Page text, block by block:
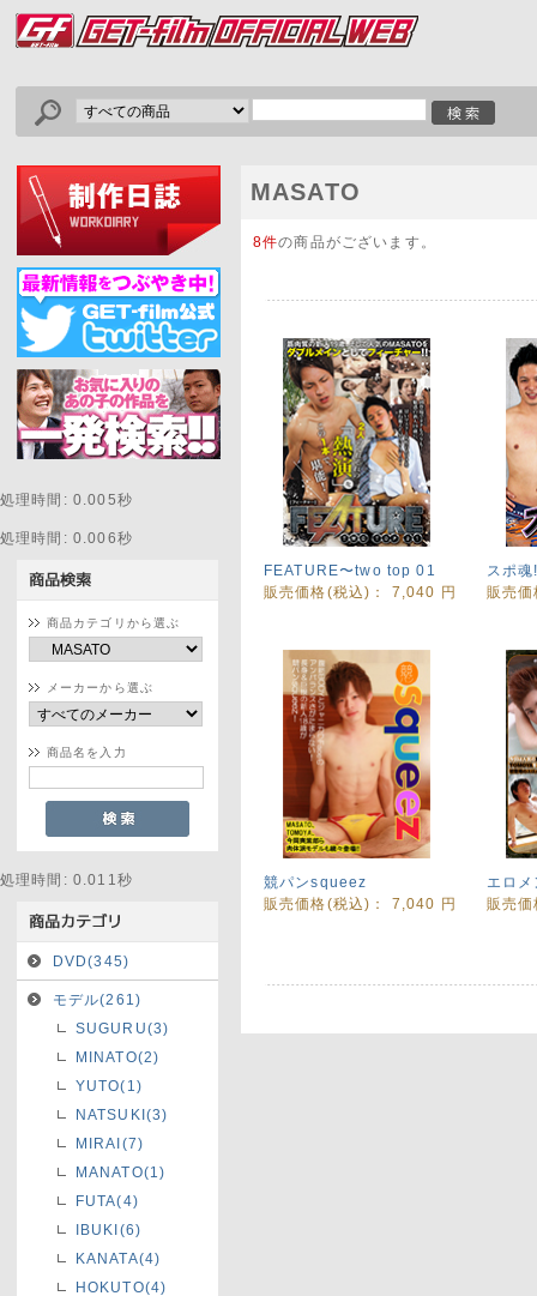
処理時間: 0.005秒
処理時間: 0.006秒
商品カテゴリから選ぶ
メーカーから選ぶ
商品名を入力
処理時間: 0.011秒
DVD(345)
モデル(261)
SUGURU(3)
MINATO(2)
YUTO(1)
NATSUKI(3)
MIRAI(7)
MANATO(1)
FUTA(4)
IBUKI(6)
KANATA(4)
HOKUTO(4)
MASATO
8件の商品がございます。
FEATURE〜two top 01
販売価格(税込)： 7,040 円
スポ
販売
競パンsqueez
販売価格(税込)： 7,040 円
エロ
販売